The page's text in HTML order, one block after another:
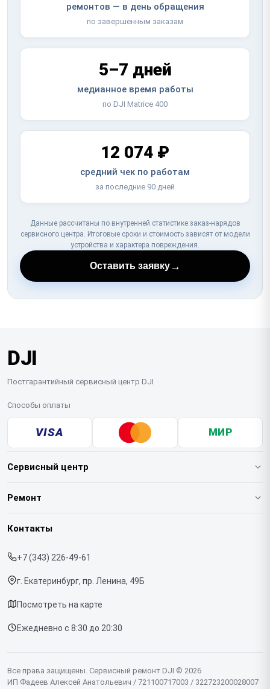
ремонтов — в день обращения
по завершённым заказам
5–7 дней
медианное время работы
по DJI Matrice 400
12 074 ₽
средний чек по работам
за последние 90 дней
Данные рассчитаны по внутренней статистике заказ-нарядов
сервисного центра. Итоговые сроки и стоимость зависят от модели
устройства и характера повреждения.
Оставить заявку→
DJI
Постгарантийный сервисный центр DJI
Способы оплаты
VISA МИР
Сервисный центр
О нашем сервисе
Срочный ремонт
Доставка и способы оплаты
Диагностика
Контакты
Ремонт
Квадрокоптеров
Контакты
+7 (343) 226-49-61
г. Екатеринбург, пр. Ленина, 49Б
Посмотреть на карте
Ежедневно с 8:30 до 20:30
Все права защищены. Сервисный ремонт DJI © 2026
ИП Фадеев Алексей Анатольевич / 721100717003 / 322723200028007